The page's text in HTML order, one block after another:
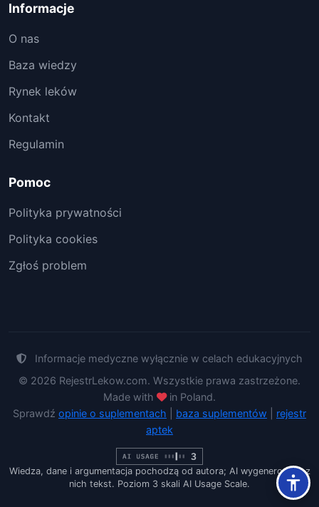
Informacje
O nas
Baza wiedzy
Rynek leków
Kontakt
Regulamin
Pomoc
Polityka prywatności
Polityka cookies
Zgłoś problem
Informacje medyczne wyłącznie w celach edukacyjnych
© 2026 RejestrLekow.com. Wszystkie prawa zastrzeżone.
Made with
in Poland.
Sprawdź opinie o suplementach baza suplementów
rejestr
aptek
Wiedza, dane i argumentacja pochodzą od autora; AI wygenerowało z
nich tekst. Poziom 3 skali AI Usage Scale.